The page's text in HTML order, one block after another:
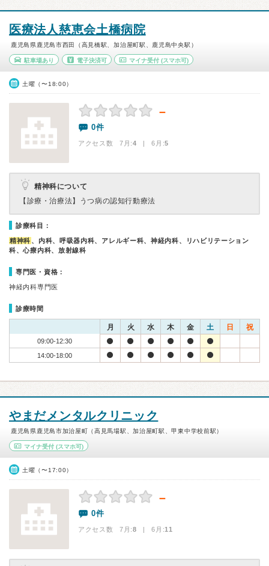
医療法人慈恵会土橋病院
鹿児島県鹿児島市西田（高見橋駅、加治屋町駅、鹿児島中央駅）
駐車場あり 電子決済可 マイナ受付 (スマホ可)
土曜（〜18:00）
－
0件
アクセス数 7月:4 | 6月:5
精神科について
【診療・治療法】
うつ病の認知行動療法
診療科目：
精神科 、内科、呼吸器内科、アレルギー科、神経内科、リハビリテーション
科、心療内科、放射線科
専門医・資格：
神経内科専門医
診療時間
月 火 水 木 金 土 日 祝
09:00-12:30
14:00-18:00
やまだメンタルクリニック
鹿児島県鹿児島市加治屋町（高見馬場駅、加治屋町駅、甲東中学校前駅）
マイナ受付 (スマホ可)
土曜（〜17:00）
－
0件
アクセス数 7月:8 | 6月:11